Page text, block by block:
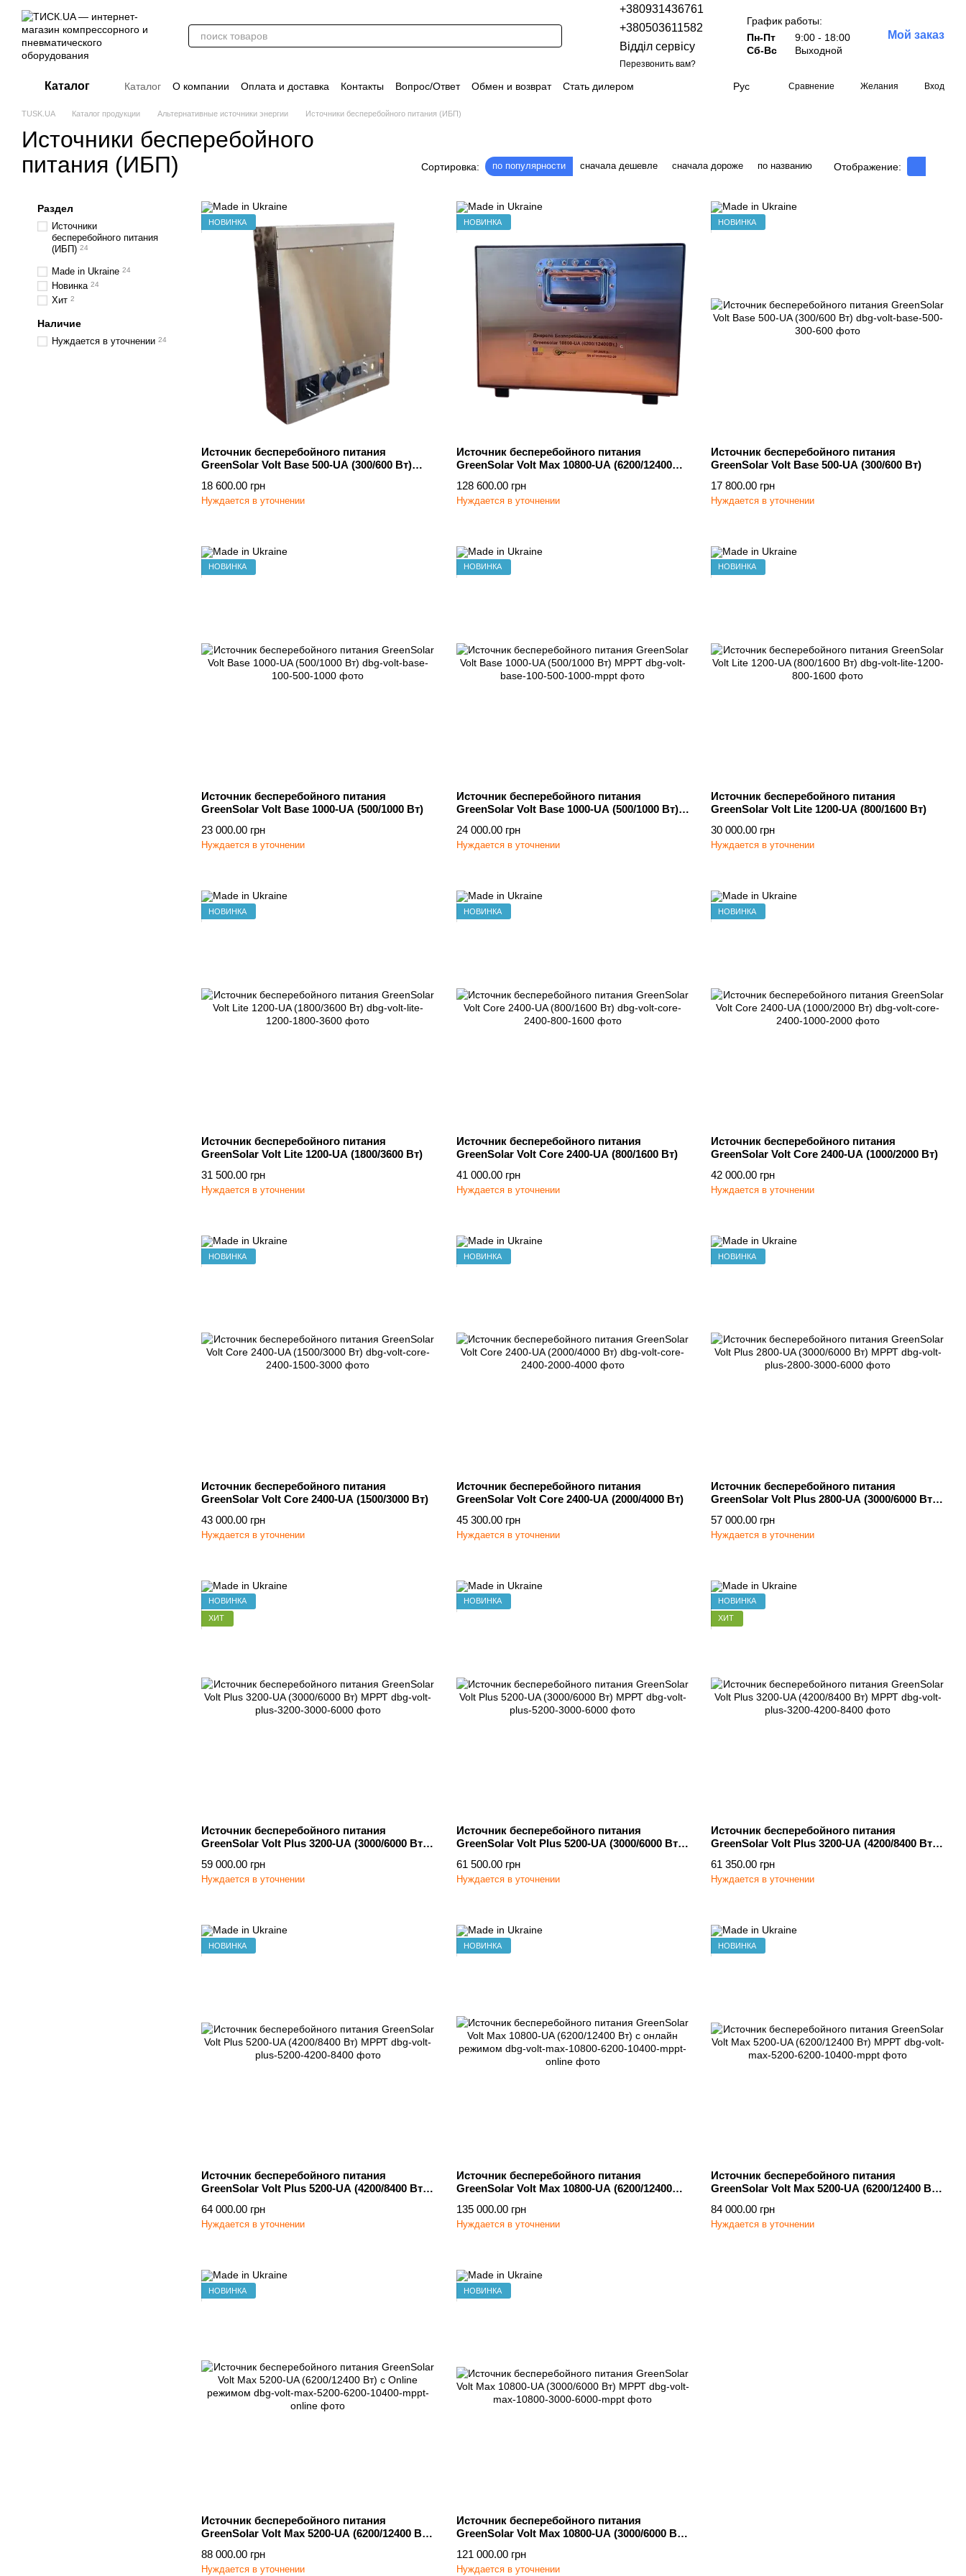
Перейти к основному контенту
+380931436761
+380503611582
Відділ сервісу
Перезвонить вам?
График работы:
Пн-Пт
9:00 - 18:00
Сб-Вс
Выходной
Мой заказ
Каталог Каталог О компании Оплата и доставка Контакты Вопрос/Ответ Обмен и возврат
Стать дилером
Дополнительные материалы
Блог Политика конфиденциальности
Рус Сравнение Желания Вход
TUSK.UA Каталог продукции Альтернативные источники энергии Источники бесперебойного питания (ИБП)
Источники бесперебойного
питания (ИБП)
Сортировка: по популярности сначала дешевле сначала дороже по названию Отображение:
НОВИНКА
Источник бесперебойного питания
GreenSolar Volt Base 500-UA (300/600 Вт)
18 600.00 грн
Нуждается в уточнении
НОВИНКА
Источник бесперебойного питания
GreenSolar Volt Max 10800-UA (6200/12400
128 600.00 грн
Нуждается в уточнении
НОВИНКА
Источник бесперебойного питания
GreenSolar Volt Base 500-UA (300/600 Вт)
17 800.00 грн
Нуждается в уточнении
НОВИНКА
Источник бесперебойного питания
GreenSolar Volt Base 1000-UA (500/1000 Вт)
23 000.00 грн
Нуждается в уточнении
НОВИНКА
Источник бесперебойного питания
GreenSolar Volt Base 1000-UA (500/1000 Вт)
24 000.00 грн
Нуждается в уточнении
НОВИНКА
Источник бесперебойного питания
GreenSolar Volt Lite 1200-UA (800/1600 Вт)
30 000.00 грн
Нуждается в уточнении
НОВИНКА
Источник бесперебойного питания
GreenSolar Volt Lite 1200-UA (1800/3600 Вт)
31 500.00 грн
Нуждается в уточнении
НОВИНКА
Источник бесперебойного питания
GreenSolar Volt Core 2400-UA (800/1600 Вт)
41 000.00 грн
Нуждается в уточнении
НОВИНКА
Источник бесперебойного питания
GreenSolar Volt Core 2400-UA (1000/2000 Вт)
42 000.00 грн
Нуждается в уточнении
НОВИНКА
Источник бесперебойного питания
GreenSolar Volt Core 2400-UA (1500/3000 Вт)
43 000.00 грн
Нуждается в уточнении
НОВИНКА
Источник бесперебойного питания
GreenSolar Volt Core 2400-UA (2000/4000 Вт)
45 300.00 грн
Нуждается в уточнении
НОВИНКА
Источник бесперебойного питания
GreenSolar Volt Plus 2800-UA (3000/6000 Вт)
57 000.00 грн
Нуждается в уточнении
НОВИНКА
ХИТ
Источник бесперебойного питания
GreenSolar Volt Plus 3200-UA (3000/6000 Вт)
59 000.00 грн
Нуждается в уточнении
НОВИНКА
Источник бесперебойного питания
GreenSolar Volt Plus 5200-UA (3000/6000 Вт)
61 500.00 грн
Нуждается в уточнении
НОВИНКА
ХИТ
Источник бесперебойного питания
GreenSolar Volt Plus 3200-UA (4200/8400 Вт)
61 350.00 грн
Нуждается в уточнении
НОВИНКА
Источник бесперебойного питания
GreenSolar Volt Plus 5200-UA (4200/8400 Вт)
64 000.00 грн
Нуждается в уточнении
НОВИНКА
Источник бесперебойного питания
GreenSolar Volt Max 10800-UA (6200/12400
135 000.00 грн
Нуждается в уточнении
НОВИНКА
Источник бесперебойного питания
GreenSolar Volt Max 5200-UA (6200/12400 Вт)
84 000.00 грн
Нуждается в уточнении
НОВИНКА
Источник бесперебойного питания
GreenSolar Volt Max 5200-UA (6200/12400 Вт)
88 000.00 грн
Нуждается в уточнении
НОВИНКА
Источник бесперебойного питания
GreenSolar Volt Max 10800-UA (3000/6000 Вт)
121 000.00 грн
Нуждается в уточнении
Раздел
Источники
бесперебойного питания
(ИБП) 24
Made in Ukraine 24
Новинка 24
Хит 2
Наличие
Нуждается в уточнении 24